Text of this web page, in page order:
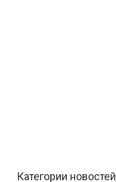
Категории новостей